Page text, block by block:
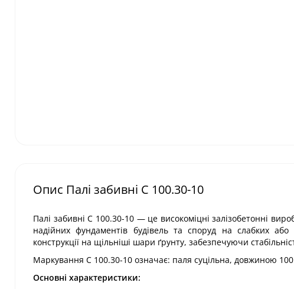
Опис Палі забивні С 100.30-10
Палі забивні С 100.30-10 — це високоміцні залізобетонні
надійних фундаментів будівель та споруд на слабких
конструкції на щільніші шари ґрунту, забезпечуючи
Маркування С 100.30-10 означає: паля суцільна, довжиною
Основні характеристики: